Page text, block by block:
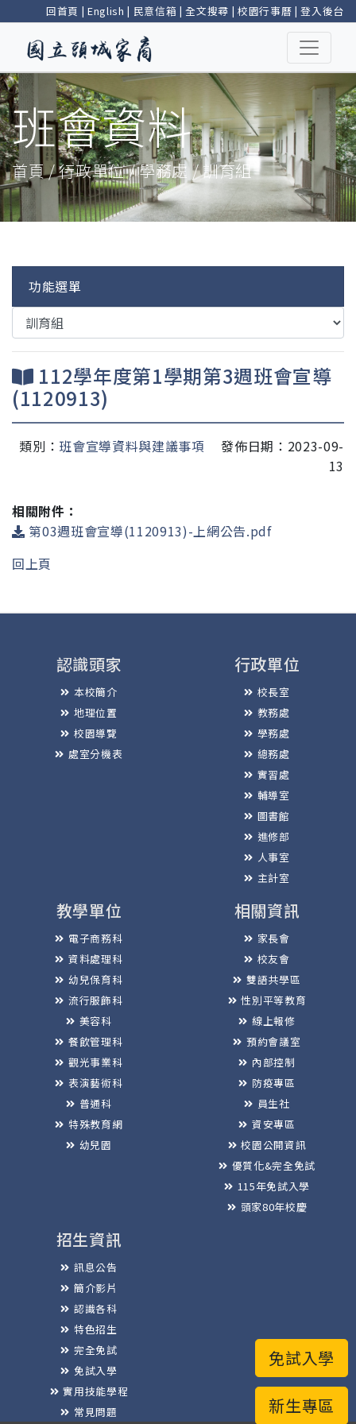
回首頁 | English | 民意信箱 |全文搜尋 | 校園行事曆 |登入後台
班會資料
首頁 / 行政單位 / 學務處 / 訓育組
功能選單
112學年度第1學期第3週班會宣導
(1120913)
類別： 班會宣導資料與建議事項
發佈日期：2023-09-
13
相關附件：
第03週班會宣導(1120913)-上網公告.pdf
回上頁
新生專區
免試入學
認識頭家
本校簡介
地理位置
校園導覽
處室分機表
行政單位
校長室
教務處
學務處
總務處
實習處
輔導室
圖書館
進修部
人事室
主計室
教學單位
電子商務科
資料處理科
幼兒保育科
流行服飾科
美容科
餐飲管理科
觀光事業科
表演藝術科
普通科
特殊教育網
幼兒園
相關資訊
家長會
校友會
雙語共學區
性別平等教育
線上報修
預約會議室
內部控制
防疫專區
員生社
資安專區
校園公開資訊
優質化&完全免試
115年免試入學
頭家80年校慶
招生資訊
訊息公告
簡介影片
認識各科
特色招生
完全免試
免試入學
實用技能學程
常見問題